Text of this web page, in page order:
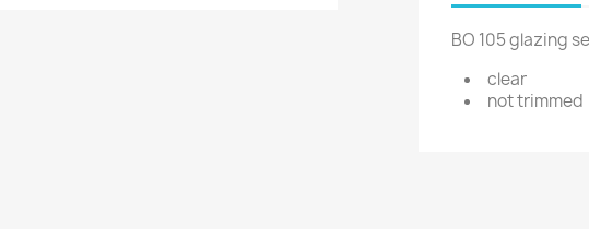
BO 105 glazing
clear
not trimmed